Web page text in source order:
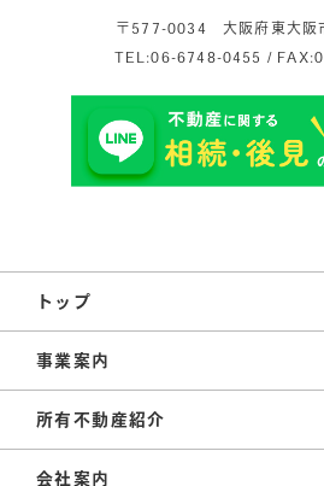
トップ
事業案内
所有不動産紹介
会社案内
〒577-0034 大阪府東大阪
TEL:06-6748-0455 /